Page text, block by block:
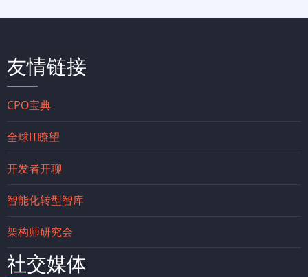
友情链接
CPO宝典
全球IT瞭望
开发者开聊
智能化转型智库
架构师研究会
社交媒体